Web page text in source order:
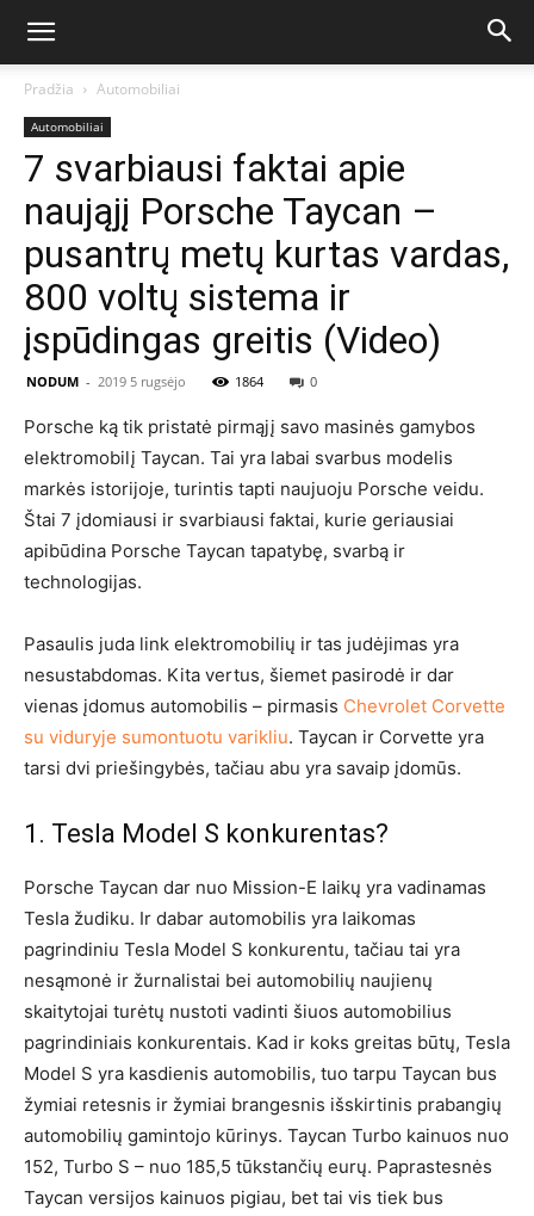
Pradžia Automobiliai
Automobiliai
7 svarbiausi faktai apie
naująjį Porsche Taycan –
pusantrų metų kurtas vardas,
800 voltų sistema ir
įspūdingas greitis (Video)
NODUM - 2019 5 rugsėjo 1864 0
Porsche ką tik pristatė pirmąjį savo masinės gamybos
elektromobilį Taycan. Tai yra labai svarbus modelis
markės istorijoje, turintis tapti naujuoju Porsche veidu.
Štai 7 įdomiausi ir svarbiausi faktai, kurie geriausiai
apibūdina Porsche Taycan tapatybę, svarbą ir
technologijas.
Pasaulis juda link elektromobilių ir tas judėjimas yra
nesustabdomas. Kita vertus, šiemet pasirodė ir dar
vienas įdomus automobilis – pirmasis Chevrolet Corvette
su viduryje sumontuotu varikliu. Taycan ir Corvette yra
tarsi dvi priešingybės, tačiau abu yra savaip įdomūs.
1. Tesla Model S konkurentas?
Porsche Taycan dar nuo Mission-E laikų yra vadinamas
Tesla žudiku. Ir dabar automobilis yra laikomas
pagrindiniu Tesla Model S konkurentu, tačiau tai yra
nesąmonė ir žurnalistai bei automobilių naujienų
skaitytojai turėtų nustoti vadinti šiuos automobilius
pagrindiniais konkurentais. Kad ir koks greitas būtų, Tesla
Model S yra kasdienis automobilis, tuo tarpu Taycan bus
žymiai retesnis ir žymiai brangesnis išskirtinis prabangių
automobilių gamintojo kūrinys. Taycan Turbo kainuos nuo
152, Turbo S – nuo 185,5 tūkstančių eurų. Paprastesnės
Taycan versijos kainuos pigiau, bet tai vis tiek bus